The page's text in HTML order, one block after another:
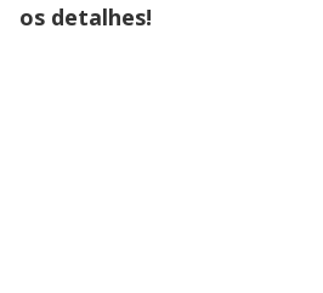
os detalhes!